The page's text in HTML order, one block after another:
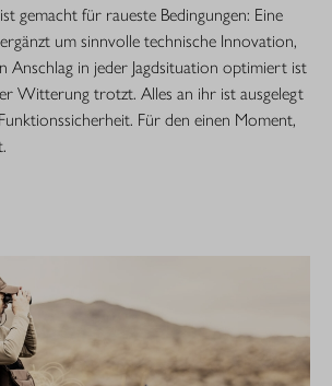
gemacht für raueste Bedingungen: Eine
um sinnvolle technische Innovation,
Anschlag in jeder Jagdsituation optimiert ist
Witterung trotzt. Alles an ihr ist ausgelegt
Für den einen Moment,